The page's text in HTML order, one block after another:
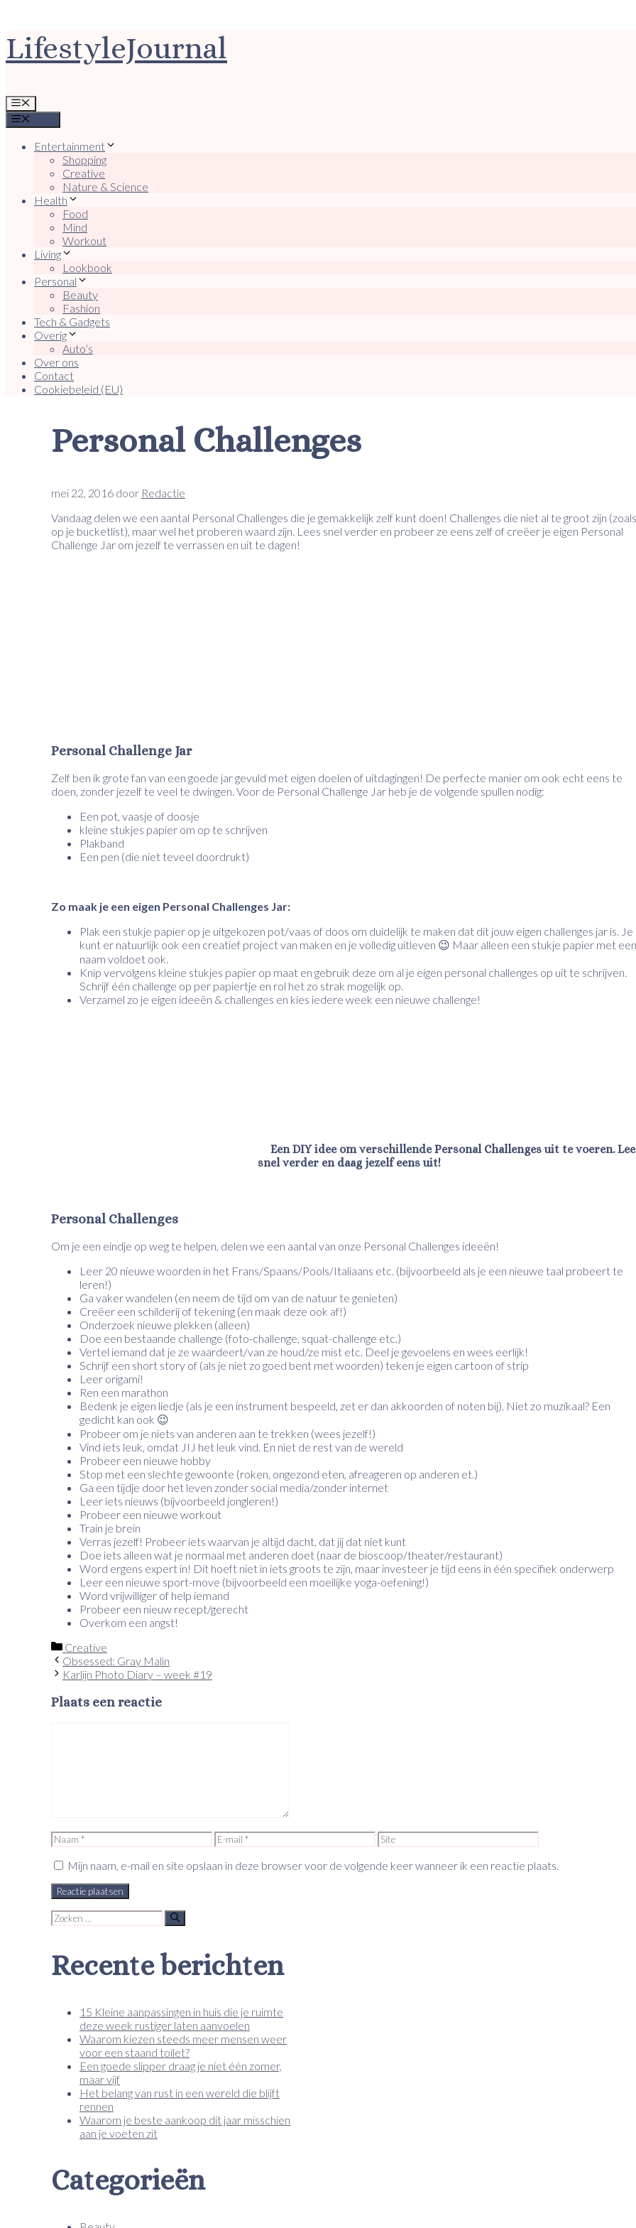
Ga
naar
de
LifestyleJournal
Menu
Entertainment
Shopping
Creative
Nature & Science
Health
Food
Mind
Workout
Living
Lookbook
Personal
Beauty
Fashion
Tech & Gadgets
Overig
Auto’s
Over ons
Contact
Cookiebeleid (EU)
Personal Challenges
mei 22, 2016 door Redactie
Vandaag delen we een aantal Personal Challenges die je gemakkelijk zelf kunt doen! Challenges die niet al te groot zijn (zoals
op je bucketlist), maar wel het proberen waard zijn. Lees snel verder en probeer ze eens zelf of creëer je eigen Personal
Challenge Jar om jezelf te verrassen en uit te dagen!
Personal Challenge Jar
Zelf ben ik grote fan van een goede jar gevuld met eigen doelen of uitdagingen! De perfecte manier om ook echt eens te
doen, zonder jezelf te veel te dwingen. Voor de Personal Challenge Jar heb je de volgende spullen nodig:
Een pot, vaasje of doosje
kleine stukjes papier om op te schrijven
Plakband
Een pen (die niet teveel doordrukt)
Zo maak je een eigen Personal Challenges Jar:
Plak een stukje papier op je uitgekozen pot/vaas of doos om duidelijk te maken dat dit jouw eigen challenges jar is. Je
kunt er natuurlijk ook een creatief project van maken en je volledig uitleven 😉 Maar alleen een stukje papier met een
naam voldoet ook.
Knip vervolgens kleine stukjes papier op maat en gebruik deze om al je eigen personal challenges op uit te schrijven.
Schrijf één challenge op per papiertje en rol het zo strak mogelijk op.
Verzamel zo je eigen ideeën & challenges en kies iedere week een nieuwe challenge!
Een DIY idee om verschillende Personal Challenges uit te voeren.
snel verder en daag jezelf eens uit!
Personal Challenges
Om je een eindje op weg te helpen, delen we een aantal van onze Personal Challenges ideeën!
Leer 20 nieuwe woorden in het Frans/Spaans/Pools/Italiaans etc. (bijvoorbeeld als je een nieuwe taal probeert te
leren!)
Ga vaker wandelen (en neem de tijd om van de natuur te genieten)
Creëer een schilderij of tekening (en maak deze ook af!)
Onderzoek nieuwe plekken (alleen)
Doe een bestaande challenge (foto-challenge, squat-challenge etc.)
Vertel iemand dat je ze waardeert/van ze houd/ze mist etc. Deel je gevoelens en wees eerlijk!
Schrijf een short story of (als je niet zo goed bent met woorden) teken je eigen cartoon of strip
Leer origami!
Ren een marathon
Bedenk je eigen liedje (als je een instrument bespeeld, zet er dan akkoorden of noten bij). Niet zo muzikaal? Een
gedicht kan ook 😉
Probeer om je niets van anderen aan te trekken (wees jezelf!)
Vind iets leuk, omdat JIJ het leuk vind. En niet de rest van de wereld
Probeer een nieuwe hobby
Stop met een slechte gewoonte (roken, ongezond eten, afreageren op anderen et.)
Ga een tijdje door het leven zonder social media/zonder internet
Leer iets nieuws (bijvoorbeeld jongleren!)
Probeer een nieuwe workout
Train je brein
Verras jezelf! Probeer iets waarvan je altijd dacht, dat jij dat niet kunt
Doe iets alleen wat je normaal met anderen doet (naar de bioscoop/theater/restaurant)
Word ergens expert in! Dit hoeft niet in iets groots te zijn, maar investeer je tijd eens in één specifiek onderwerp
Leer een nieuwe sport-move (bijvoorbeeld een moeilijke yoga-oefening!)
Word vrijwilliger of help iemand
Probeer een nieuw recept/gerecht
Overkom een angst!
Categorieën
Creative
Obsessed: Gray Malin
Karlijn Photo Diary – week #19
Plaats een reactie
Naam
E-
mail
Site
Mijn naam, e-mail en site opslaan in deze browser voor de volgende keer wanneer ik een reactie plaats.
Zoek
naar:
Recente berichten
15 Kleine aanpassingen in huis die je ruimte
deze week rustiger laten aanvoelen
Waarom kiezen steeds meer mensen weer
voor een staand toilet?
Een goede slipper draag je niet één zomer,
maar vijf
Het belang van rust in een wereld die blijft
rennen
Waarom je beste aankoop dit jaar misschien
aan je voeten zit
Categorieën